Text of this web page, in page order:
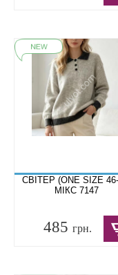
СВІТЕР (ONE SIZE
МІКС 7147
485 грн.